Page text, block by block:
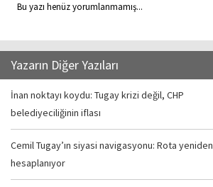
Bu yazı henüz yorumlanmamış...
Yazarın Diğer Yazıları
İnan noktayı koydu: Tugay krizi değil, CHP
belediyeciliğinin iflası
Cemil Tugay’ın siyasi navigasyonu: Rota yeniden
hesaplanıyor